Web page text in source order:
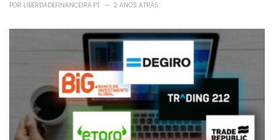
POR LIBERDADEFINANCEIRA.PT 2 ANOS ATRÁS